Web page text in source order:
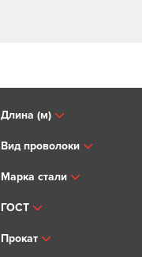
Длина (м)
Вид проволоки
Марка стали
ГОСТ
Прокат